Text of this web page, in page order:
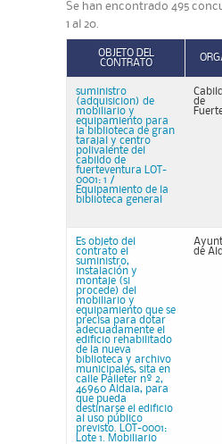
Se han encontrado 495
1 al 20.
OBJETO DEL
CONTRATO
suministro
(adquisicion) de
mobiliario y
equipamiento para
la biblioteca de gran
tarajal y centro
polivalente del
cabildo de
fuerteventura LOT-
0001: 1 /
Equipamiento de la
biblioteca general
de
Es objeto del
contrato el
suministro,
instalación y
montaje (si
procede) del
mobiliario y
equipamiento que se
precisa para dotar
adecuadamente el
edificio rehabilitado
de la nueva
biblioteca y archivo
municipales, sita en
calle Palleter nº 2,
46960 Aldaia, para
que pueda
destinarse el edificio
al uso público
previsto. LOT-0001:
Lote 1. Mobiliario
de